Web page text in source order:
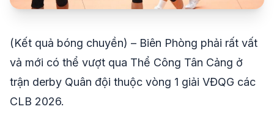
(Kết quả bóng chuyền) – Biên Phòng phải rất vất
vả mới có thể vượt qua Thể Công Tân Cảng ở
trận derby Quân đội thuộc vòng 1 giải VĐQG các
CLB 2026.